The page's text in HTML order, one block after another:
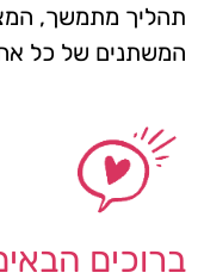
תהליך מתמשך,
המשתנים של כל
ברוכים